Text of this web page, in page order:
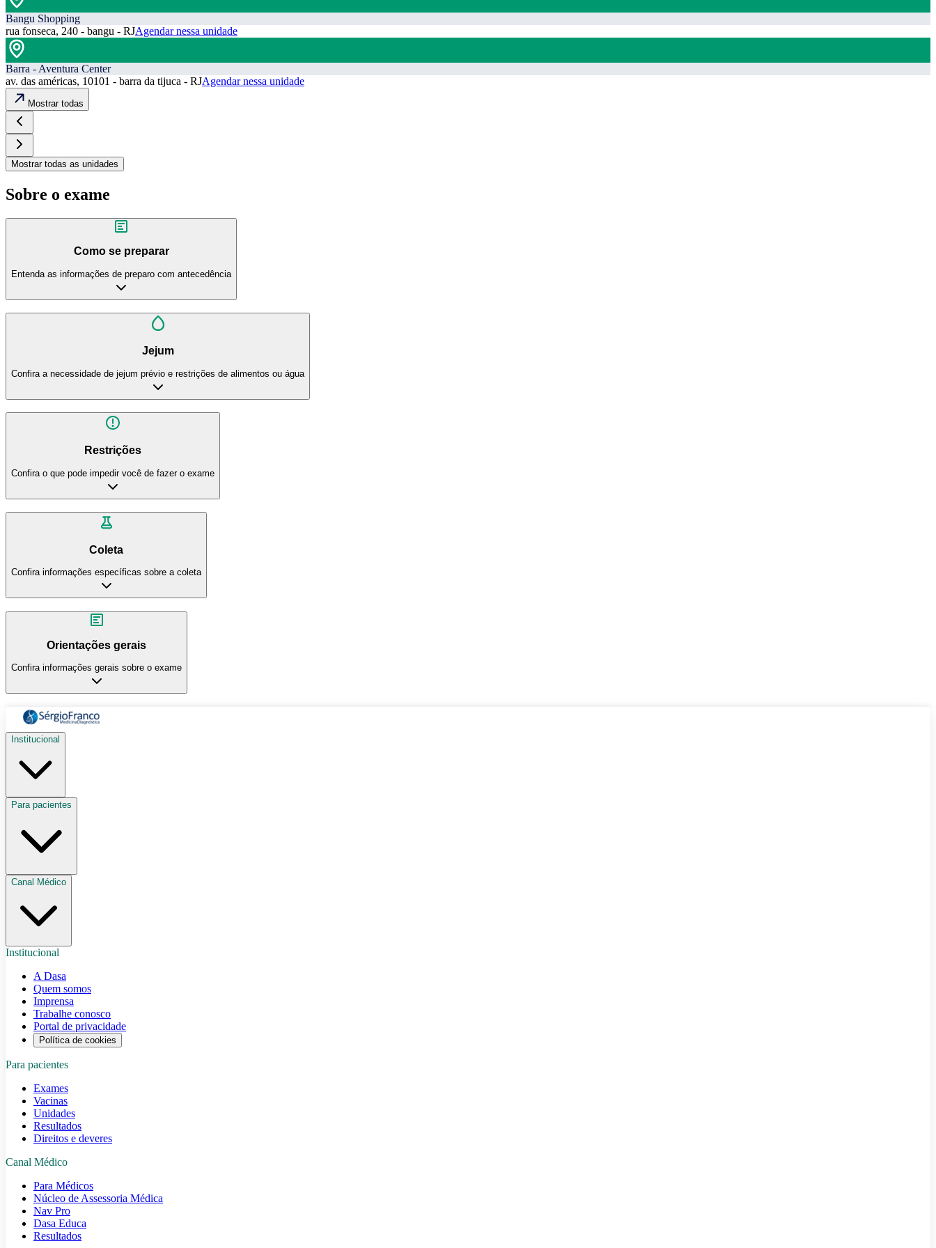
Bangu Shopping
rua fonseca, 240 - bangu - RJAgendar nessa unidade
Barra - Aventura Center
av. das américas, 10101 - barra da tijuca - RJAgendar nessa unidade
Mostrar todas
Mostrar todas as unidades
Sobre o exame
Como se preparar
Entenda as informações de preparo com antecedência
Jejum
Confira a necessidade de jejum prévio e restrições de alimentos ou água
Restrições
Confira o que pode impedir você de fazer o exame
Coleta
Confira informações específicas sobre a coleta
Orientações gerais
Confira informações gerais sobre o exame
Institucional
Para pacientes
Canal Médico
Institucional
A Dasa
Quem somos
Imprensa
Trabalhe conosco
Portal de privacidade
Política de cookies
Para pacientes
Exames
Vacinas
Unidades
Resultados
Direitos e deveres
Canal Médico
Para Médicos
Núcleo de Assessoria Médica
Nav Pro
Dasa Educa
Resultados